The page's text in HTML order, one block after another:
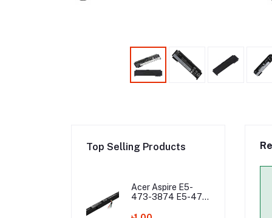
Top Selling Products
Acer Aspire E5-
473-3874 E5-475